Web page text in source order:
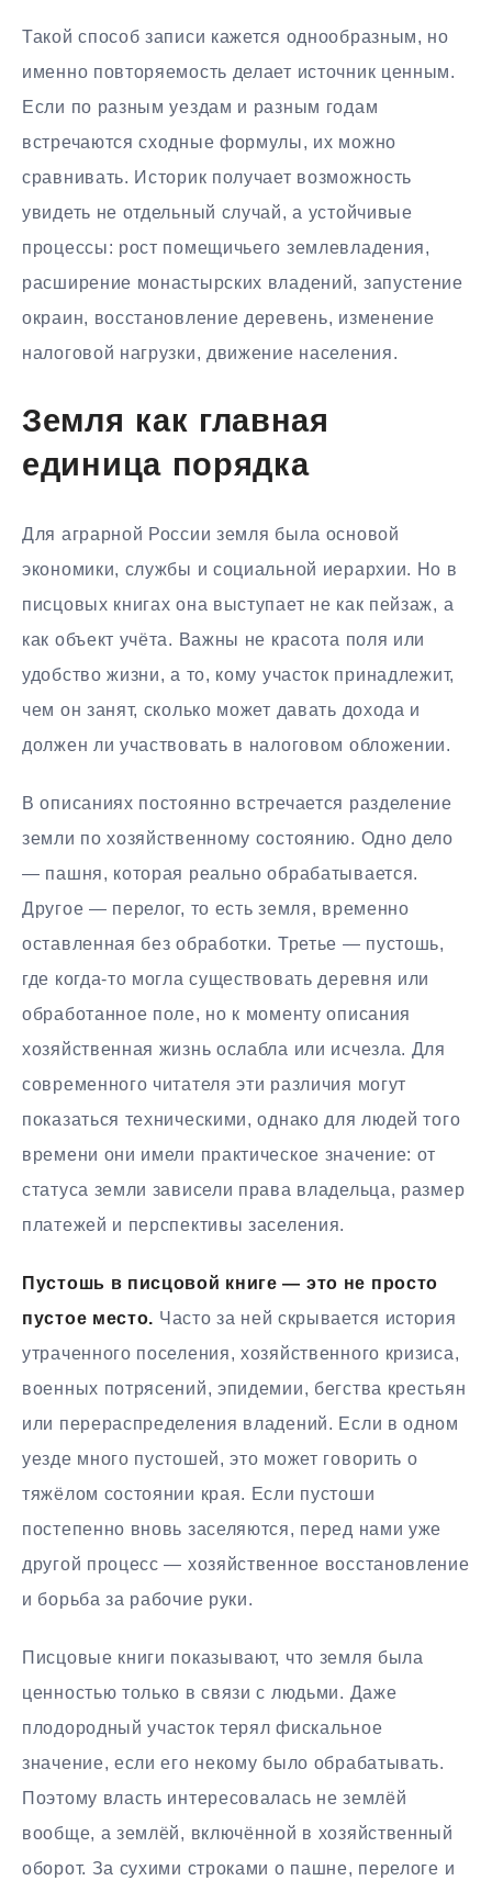
Такой способ записи кажется однообразным, но
именно повторяемость делает источник ценным.
Если по разным уездам и разным годам
встречаются сходные формулы, их можно
сравнивать. Историк получает возможность
увидеть не отдельный случай, а устойчивые
процессы: рост помещичьего землевладения,
расширение монастырских владений, запустение
окраин, восстановление деревень, изменение
налоговой нагрузки, движение населения.
Земля как главная
единица порядка
Для аграрной России земля была основой
экономики, службы и социальной иерархии. Но в
писцовых книгах она выступает не как пейзаж, а
как объект учёта. Важны не красота поля или
удобство жизни, а то, кому участок принадлежит,
чем он занят, сколько может давать дохода и
должен ли участвовать в налоговом обложении.
В описаниях постоянно встречается разделение
земли по хозяйственному состоянию. Одно дело
— пашня, которая реально обрабатывается.
Другое — перелог, то есть земля, временно
оставленная без обработки. Третье — пустошь,
где когда-то могла существовать деревня или
обработанное поле, но к моменту описания
хозяйственная жизнь ослабла или исчезла. Для
современного читателя эти различия могут
показаться техническими, однако для людей того
времени они имели практическое значение: от
статуса земли зависели права владельца, размер
платежей и перспективы заселения.
Пустошь в писцовой книге — это не просто
пустое место. Часто за ней скрывается история
утраченного поселения, хозяйственного кризиса,
военных потрясений, эпидемии, бегства крестьян
или перераспределения владений. Если в одном
уезде много пустошей, это может говорить о
тяжёлом состоянии края. Если пустоши
постепенно вновь заселяются, перед нами уже
другой процесс — хозяйственное восстановление
и борьба за рабочие руки.
Писцовые книги показывают, что земля была
ценностью только в связи с людьми. Даже
плодородный участок терял фискальное
значение, если его некому было обрабатывать.
Поэтому власть интересовалась не землёй
вообще, а землёй, включённой в хозяйственный
оборот. За сухими строками о пашне, перелоге и